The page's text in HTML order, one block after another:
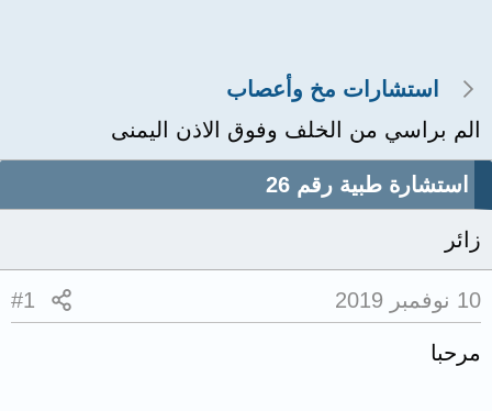
استشارات مخ وأعصاب
الم براسي من الخلف وفوق الاذن اليمنى
استشارة طبية رقم 26
زائر
10 نوفمبر 2019 #1
مرحبا